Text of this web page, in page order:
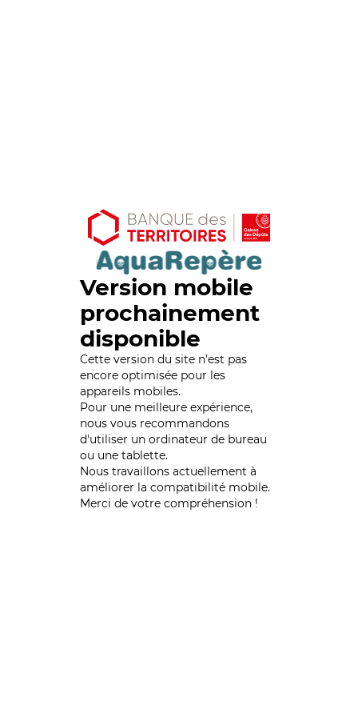
Version mobile
prochainement
disponible
Cette version du site n’est pas
encore optimisée pour les
appareils mobiles.
Pour une meilleure expérience,
nous vous recommandons
d'utiliser un ordinateur de bureau
ou une tablette.
Nous travaillons actuellement à
améliorer la compatibilité mobile.
Merci de votre compréhension !